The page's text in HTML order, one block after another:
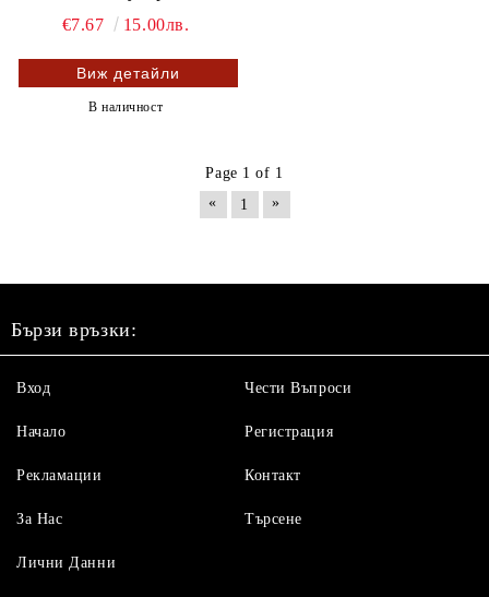
€7.67
15.00лв.
Виж детайли
В наличност
Page 1 of 1
«
1 »
Бързи връзки:
Вход
Начало
Рекламации
За Нас
Чести Въпроси
Регистрация
Контакт
Търсене
Лични Данни